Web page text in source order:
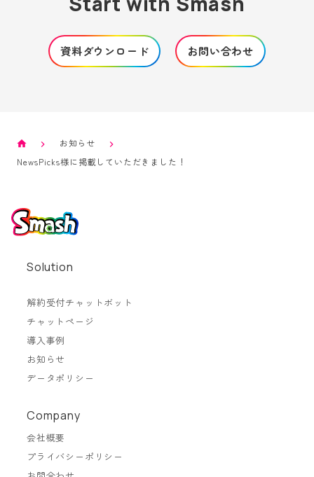
資料ダウンロード お問い合わせ
お知らせ
NewsPicks様に掲載していただきました！
Solution
解約受付チャットボット
チャットページ
導入事例
お知らせ
データポリシー
Company
会社概要
プライバシーポリシー